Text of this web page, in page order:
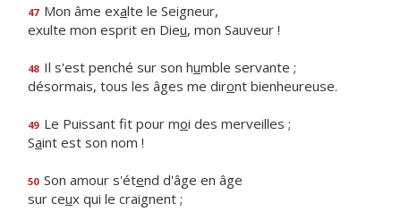
47 Mon âme exalte le Seigneur,
exulte mon esprit en Dieu, mon Sauveur !
48 Il s'est penché sur son humble servante ;
désormais, tous les âges me diront bienheureuse.
49 Le Puissant fit pour moi des merveilles ;
Saint est son nom !
50 Son amour s'étend d'âge en âge
sur ceux qui le craignent ;